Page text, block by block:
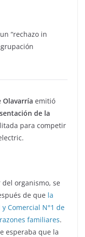
“rechazo in
Olavarría emitió
de la
para competir
organismo, se
de que la
Comercial N°1 de
familiares.
esperaba que la